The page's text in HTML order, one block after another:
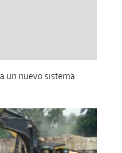
un nuevo sistema